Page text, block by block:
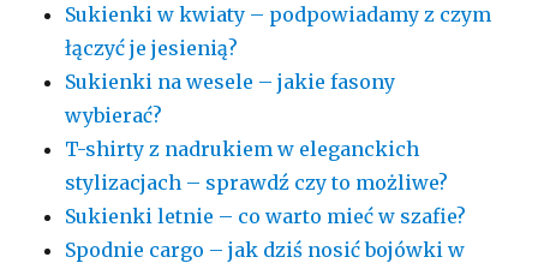
Sukienki w kwiaty – podpowiadamy z czym
łączyć je jesienią?
Sukienki na wesele – jakie fasony
wybierać?
T-shirty z nadrukiem w eleganckich
stylizacjach – sprawdź czy to możliwe?
Sukienki letnie – co warto mieć w szafie?
Spodnie cargo – jak dziś nosić bojówki w